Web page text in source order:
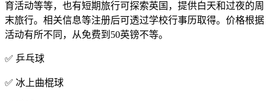
育活动等等，也有短期旅行可探索英国，提供白天和过夜的周
末旅行。相关信息等注册后可透过学校行事历取得。价格根据
活动有所不同，从免费到50英镑不等。
✅ 乒乓球
✅ 冰上曲棍球